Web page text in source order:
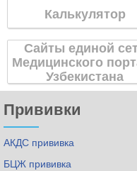
Калькулятор
Сайты единой
Медицинского
Узбекистана
Прививки
АКДС прививка
БЦЖ прививка